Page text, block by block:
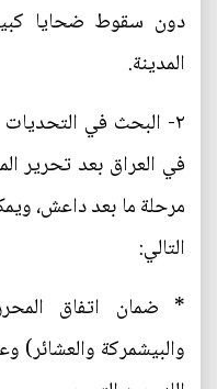
دون سقوط ضحايا
المدينة.
٢- البحث في التحديات
في العراق بعد تحرير
مرحلة ما بعد داعش،
التالي:
* ضمان اتفاق
والبيشمركة والعشائر)